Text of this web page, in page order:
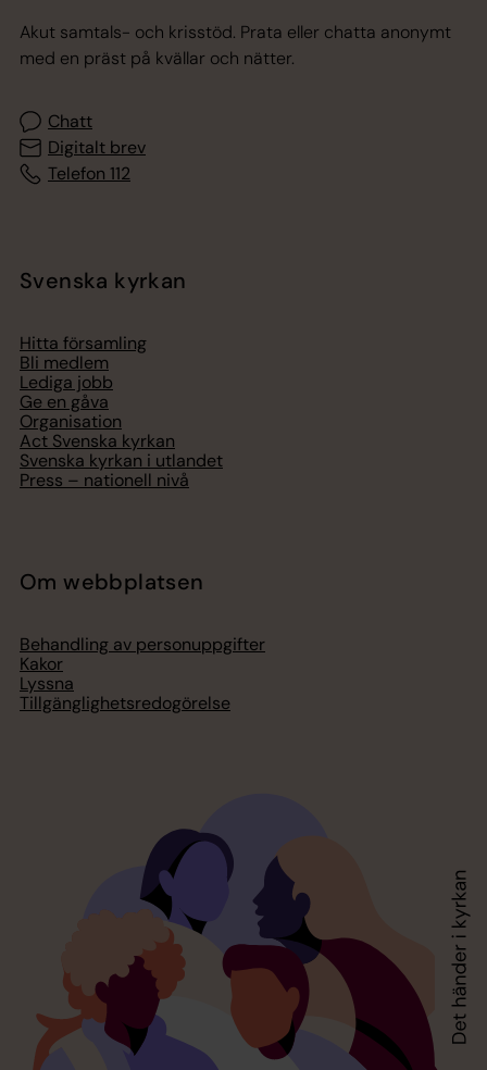
Akut samtals- och krisstöd. Prata eller chatta anonymt
med en präst på kvällar och nätter.
Chatt
Digitalt brev
Telefon 112
Svenska kyrkan
Hitta församling
Bli medlem
Lediga jobb
Ge en gåva
Organisation
Act Svenska kyrkan
Svenska kyrkan i utlandet
Press – nationell nivå
Om webbplatsen
Behandling av personuppgifter
Kakor
Lyssna
Tillgänglighetsredogörelse